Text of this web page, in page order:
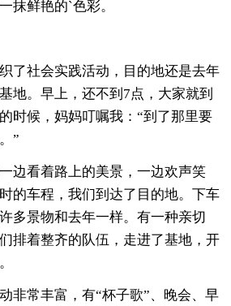
抹鲜艳的`色彩。
了社会实践活动，目的地还是去年
。早上，还不到7点，大家就到
时候，妈妈叮嘱我：“到了那里要
”
边看着路上的美景，一边欢声笑
的车程，我们到达了目的地。下车
多景物和去年一样。有一种亲切
排着整齐的队伍，走进了基地，开
非常丰富，有“杯子歌”、晚会、早